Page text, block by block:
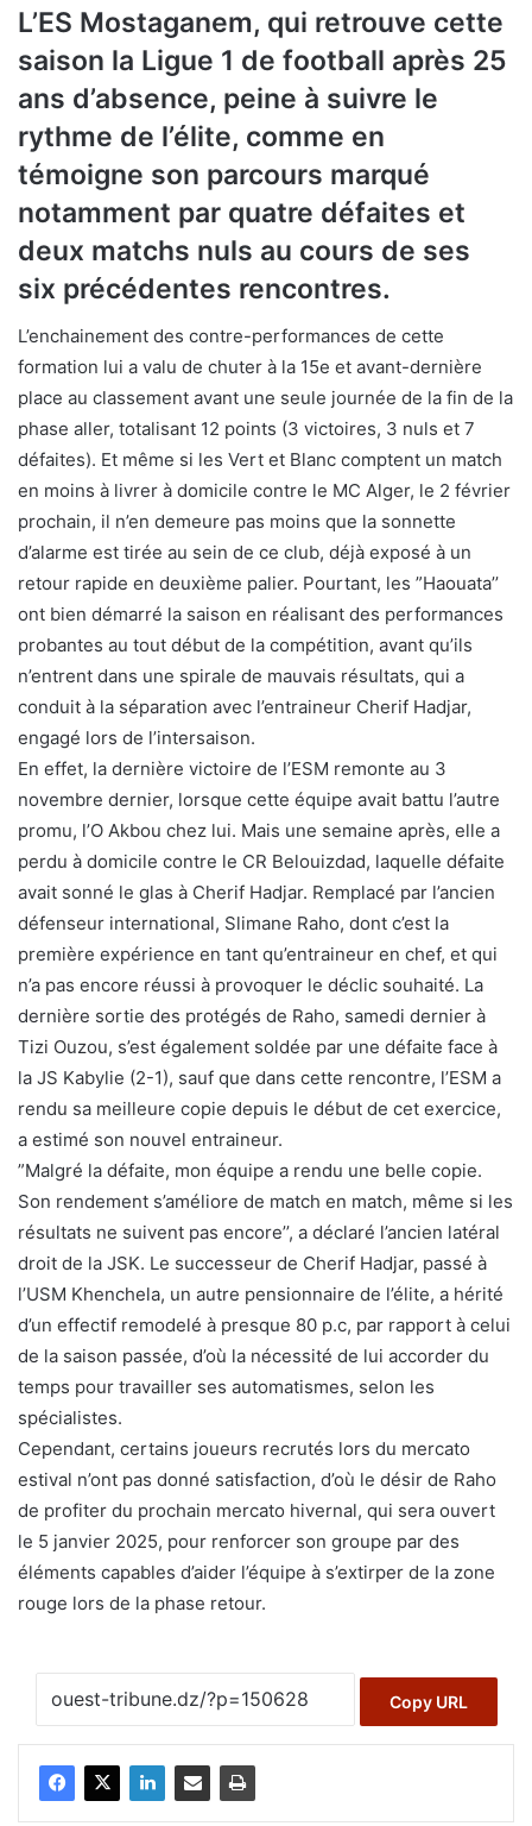
L’ES Mostaganem, qui retrouve cette
saison la Ligue 1 de football après 25
ans d’absence, peine à suivre le
rythme de l’élite, comme en
témoigne son parcours marqué
notamment par quatre défaites et
deux matchs nuls au cours de ses
six précédentes rencontres.
L’enchainement des contre-performances de cette
formation lui a valu de chuter à la 15e et avant-dernière
place au classement avant une seule journée de la fin de la
phase aller, totalisant 12 points (3 victoires, 3 nuls et 7
défaites). Et même si les Vert et Blanc comptent un match
en moins à livrer à domicile contre le MC Alger, le 2 février
prochain, il n’en demeure pas moins que la sonnette
d’alarme est tirée au sein de ce club, déjà exposé à un
retour rapide en deuxième palier. Pourtant, les ”Haouata’’
ont bien démarré la saison en réalisant des performances
probantes au tout début de la compétition, avant qu’ils
n’entrent dans une spirale de mauvais résultats, qui a
conduit à la séparation avec l’entraineur Cherif Hadjar,
engagé lors de l’intersaison.
En effet, la dernière victoire de l’ESM remonte au 3
novembre dernier, lorsque cette équipe avait battu l’autre
promu, l’O Akbou chez lui. Mais une semaine après, elle a
perdu à domicile contre le CR Belouizdad, laquelle défaite
avait sonné le glas à Cherif Hadjar. Remplacé par l’ancien
défenseur international, Slimane Raho, dont c’est la
première expérience en tant qu’entraineur en chef, et qui
n’a pas encore réussi à provoquer le déclic souhaité. La
dernière sortie des protégés de Raho, samedi dernier à
Tizi Ouzou, s’est également soldée par une défaite face à
la JS Kabylie (2-1), sauf que dans cette rencontre, l’ESM a
rendu sa meilleure copie depuis le début de cet exercice,
a estimé son nouvel entraineur.
”Malgré la défaite, mon équipe a rendu une belle copie.
Son rendement s’améliore de match en match, même si les
résultats ne suivent pas encore’’, a déclaré l’ancien latéral
droit de la JSK. Le successeur de Cherif Hadjar, passé à
l’USM Khenchela, un autre pensionnaire de l’élite, a hérité
d’un effectif remodelé à presque 80 p.c, par rapport à celui
de la saison passée, d’où la nécessité de lui accorder du
temps pour travailler ses automatismes, selon les
spécialistes.
Cependant, certains joueurs recrutés lors du mercato
estival n’ont pas donné satisfaction, d’où le désir de Raho
de profiter du prochain mercato hivernal, qui sera ouvert
le 5 janvier 2025, pour renforcer son groupe par des
éléments capables d’aider l’équipe à s’extirper de la zone
rouge lors de la phase retour.
Copy URL